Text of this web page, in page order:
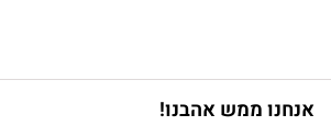
אנחנו ממש אהבנו!